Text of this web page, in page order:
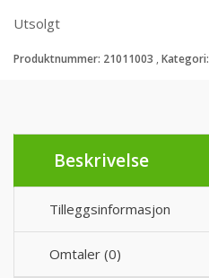
Utsolgt
Produktnummer: 21011003 Kategori:
Beskrivelse
Tilleggsinformasjon
Omtaler (0)